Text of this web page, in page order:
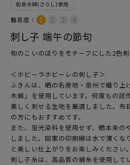
和泉木綿(さらし)使用
難易度：
刺し子 端午の節句
旬のこいのぼりをモチーフにした2色刺
＜ホビーラホビーレの刺し子＞
ふきんは、晒の名産地・泉州で織り上
木綿」を使用しています。何度もの試
美しく刺せる生地を厳選しました。布
の方にもおすすめです。
また、蛍光染料を使用せず、晒本来の
しました。図案の印刷線は水で薄くな
と美しい仕上がりをお楽しみください。
刺し子糸は、高品質の綿糸を使用して